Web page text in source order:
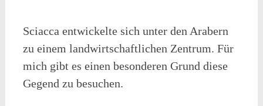
Sciacca entwickelte sich unter den Arabern
zu einem landwirtschaftlichen Zentrum. Für
mich gibt es einen besonderen Grund diese
Gegend zu besuchen.